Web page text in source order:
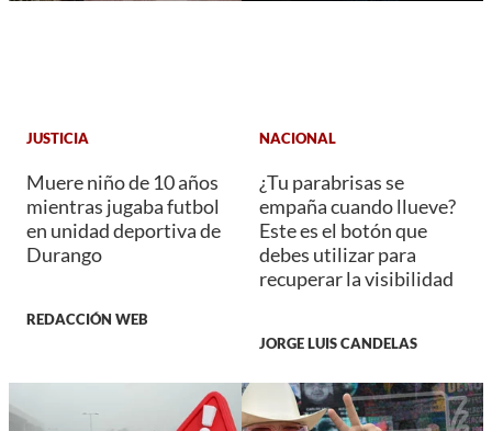
JUSTICIA
Muere niño de 10 años
mientras jugaba futbol
en unidad deportiva de
Durango
REDACCIÓN WEB
NACIONAL
¿Tu parabrisas se
empaña cuando llueve?
Este es el botón que
debes utilizar para
recuperar la visibilidad
JORGE LUIS CANDELAS